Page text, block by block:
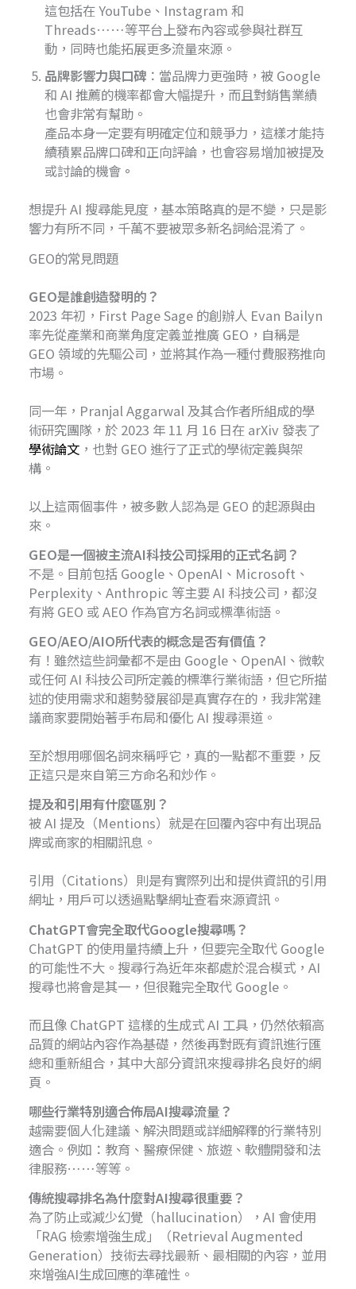
這包括在 YouTube、Instagram 和
Threads……等平台上發布內容或參與社群互
動，同時也能拓展更多流量來源。
品牌影響力與口碑 ：當品牌力更強時，被 Google
和 AI 推薦的機率都會大幅提升，而且對銷售業績
也會非常有幫助。
產品本身一定要有明確定位和競爭力，這樣才能持
續積累品牌口碑和正向評論，也會容易增加被提及
或討論的機會 。
想提升 AI 搜尋能見度，基本策略真的是不變，只是影
響力有所不同，千萬不要被眾多新名詞給混淆了。
GEO的常見問題
GEO是誰創造發明的？
2023 年初，First Page Sage 的創辦人 Evan Bailyn
率先從產業和商業角度定義並推廣 GEO，自稱是
GEO 領域的先驅公司，並將其作為一種付費服務推向
市場。
同一年，Pranjal Aggarwal 及其合作者所組成的學
術研究團隊，於 2023 年 11 月 16 日在 arXiv 發表了
學術論文 ，也對 GEO 進行了正式的學術定義與架
構。
以上這兩個事件，被多數人認為是 GEO 的起源與由
來。
GEO是一個被主流AI科技公司採用的正式名詞？
不是。目前包括 Google、OpenAI、Microsoft、
Perplexity、Anthropic 等主要 AI 科技公司，都沒
有將 GEO 或 AEO 作為官方名詞或標準術語。
GEO/AEO/AIO所代表的概念是否有價值？
有！雖然這些詞彙都不是由 Google、OpenAI、微軟
或任何 AI 科技公司所定義的標準行業術語，但它所描
述的使用需求和趨勢發展卻是真實存在的，我非常建
議商家要開始著手布局和優化 AI 搜尋渠道。
至於想用哪個名詞來稱呼它，真的一點都不重要，反
正這只是來自第三方命名和炒作。
提及和引用有什麼區別？
被 AI 提及（Mentions）就是在回覆內容中有出現品
牌或商家的相關訊息。
引用（Citations）則是有實際列出和提供資訊的引用
網址，用戶可以透過點擊網址查看來源資訊。
ChatGPT會完全取代Google搜尋嗎？
ChatGPT 的使用量持續上升，但要完全取代 Google
的可能性不大。搜尋行為近年來都處於混合模式，AI
搜尋也將會是其一，但很難完全取代 Google。
而且像 ChatGPT 這樣的生成式 AI 工具，仍然依賴高
品質的網站內容作為基礎，然後再對既有資訊進行匯
總和重新組合，其中大部分資訊來搜尋排名良好的網
頁。
哪些行業特別適合佈局AI搜尋流量？
越需要個人化建議、解決問題或詳細解釋的行業特別
適合。例如：教育、醫療保健、旅遊、軟體開發和法
律服務……等等。
傳統搜尋排名為什麼對AI搜尋很重要？
為了防止或減少幻覺（hallucination），AI 會使用
「RAG 檢索增強生成」（Retrieval Augmented
Generation）技術去尋找最新、最相關的內容，並用
來增強AI生成回應的準確性。